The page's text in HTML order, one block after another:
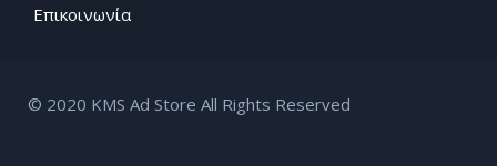
Επικοινωνία
© 2020 KMS Ad Store All Rights Reserved